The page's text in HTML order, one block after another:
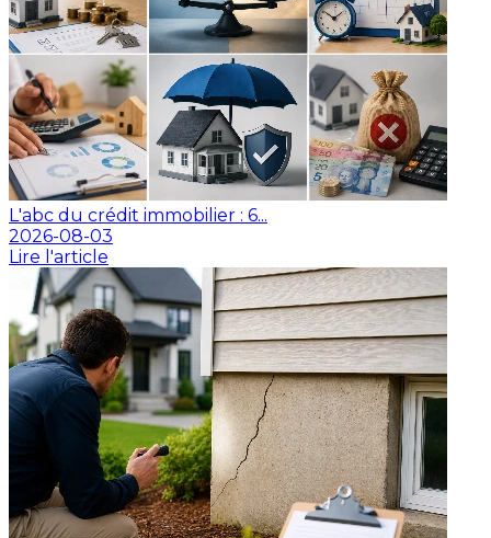
L'abc du crédit immobilier : 6...
2026-08-03
Lire l'article